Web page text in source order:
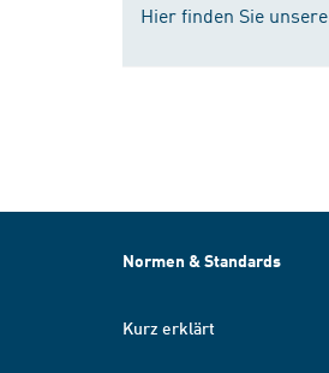
Hier finden Sie unsere
Normen & Standards
Kurz erklärt